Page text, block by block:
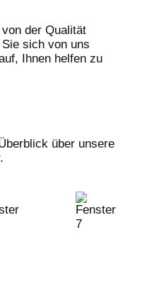
der Qualität
sich von uns
Ihnen helfen zu
über unsere